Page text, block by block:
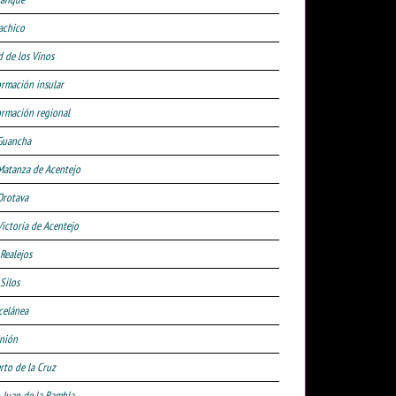
de los Vinos
insular
regional
de Acentejo
de Acentejo
de la Cruz